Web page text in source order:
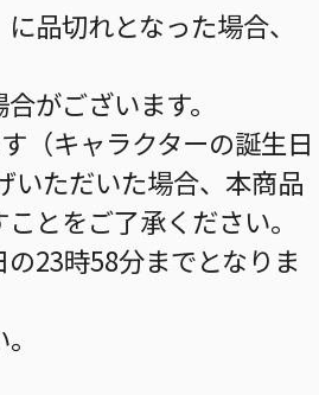
品切れとなった場合、
がございます。
（キャラクターの誕生日
いただいた場合、本商品
とをご了承ください。
23時58分までとなりま